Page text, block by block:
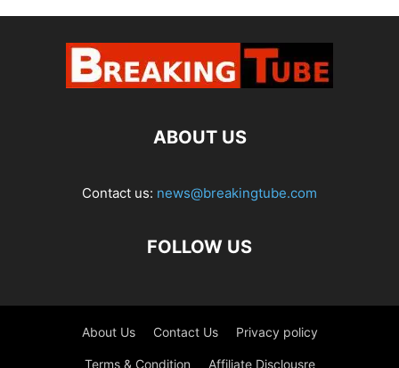
ABOUT US
Contact us: news@breakingtube.com
FOLLOW US
About Us Contact Us Privacy policy
Terms & Condition Affiliate Disclousre